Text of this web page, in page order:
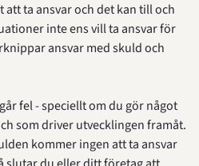
ta ansvar och det kan till och
inte ens vill ta ansvar för
ansvar med skuld och
fel - speciellt om du gör något
som driver utvecklingen framåt.
kommer ingen att ta ansvar